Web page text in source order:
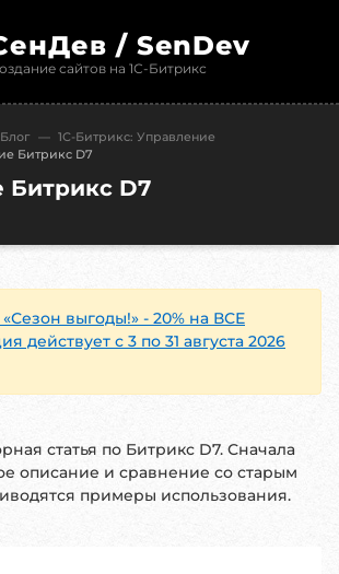
/ SenDev
сайтов на 1С-Битрикс
Блог — 1С-Битрикc: Управление
Битрикс D7
D7
выгоды!» - 20% на ВСЕ
действует с 3 по 31 августа 2026
статья по Битрикс D7. Сначала
описание и сравнение со старым
примеры использования.